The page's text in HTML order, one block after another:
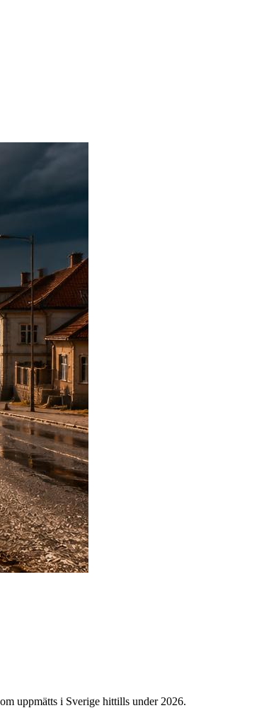
uppmätts i Sverige hittills under 2026.